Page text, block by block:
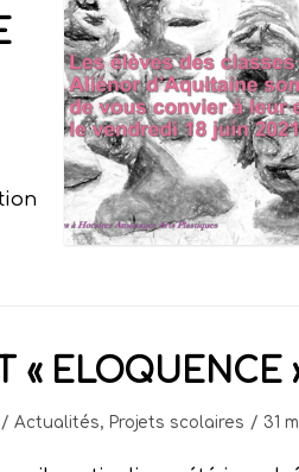
« ELOQUENCE
Actualités, Projets scolaires 31